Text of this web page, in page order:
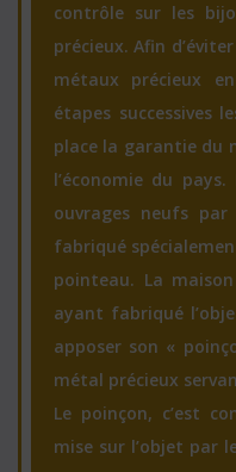
contrôle sur les
précieux. Afin
métaux précieux
étapes successives
place la garantie du
l’économie du
ouvrages neufs par
fabriqué
pointeau. La
ayant fabriqué
apposer son «
métal précieux
Le poinçon, c’est
mise sur l’objet par